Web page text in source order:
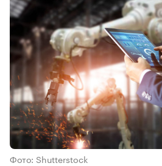
Фото: Shutterstock